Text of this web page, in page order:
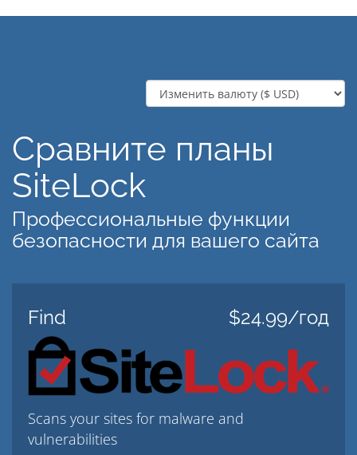
Сравните планы
SiteLock
Профессиональные функции
безопасности для вашего сайта
Find $24.99/год
Scans your sites for malware and
vulnerabilities